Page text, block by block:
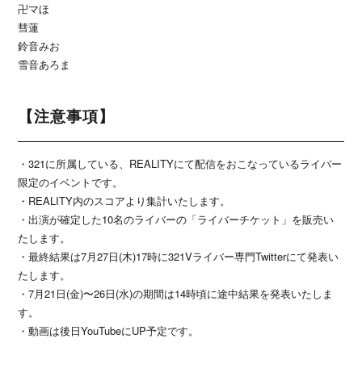
卍マほ
彗蓮
鈴音みお
雪音あろま
【注意事項】
・321に所属している、REALITYにて配信をおこなっているライバー
限定のイベントです。
・REALITY内のスコアより集計いたします。
・出演が確定した10名のライバーの「ライバーチケット」を販売い
たします。
・最終結果は7月27日(木)17時に321Vライバー専門Twitterにて発表い
たします。
・7月21日(金)〜26日(水)の期間は14時頃に途中結果を発表いたしま
す。
・動画は後日YouTubeにUP予定です。